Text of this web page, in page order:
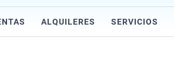
ALQUILERES SERVICIOS